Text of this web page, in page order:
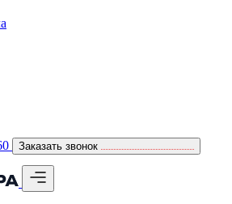
Заказать звонок